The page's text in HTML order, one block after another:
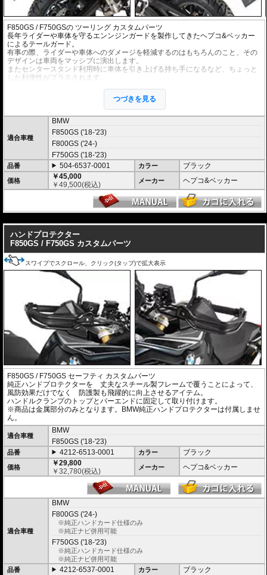
F850GS / F750GSの ツーリング カスタムパーツ
長年ライダーや車体を守るエンンジンガードを製作してきたヘプコ&ベッカー
によるテールガード。
有事の際、ライダーや車体へのダメージを軽減するのはもちろんのこと、その
デザインは車両をマッシブに演出します。
またセンタースタンド利用時に車体を引き上げる持ち手になるなど、ちょっと
した利便性がプラスされます。
つづきを見る
適合車種
BMW
F850GS ('18-'23)
F800GS ('24-)
F750GS ('18-'23)
品番 504-6537-0001 カラー ブラック
価格
￥45,000
￥49,500(税込) メーカー ヘプコ&ベッカー
ハンドプロテクター
F850GS / F750GS カスタムパーツ
スワイプでスクロール、クリック(タップ)で拡大表示
F850GS / F750GS セーフティ カスタムパーツ
純正ハンドプロテクターを 丈夫なスチール製フレームで覆うことによって、
風防効果だけでなく 防護製も飛躍的に向上させるアイテム。
ハンドルクランプのトップとバーエンドに固定して取り付けます。
※商品は金属部分のみとなります。BMW純正ハンドプロテクターは付属しませ
ん。
適合車種
BMW
F850GS ('18-'23)
品番 4212-6513-0001 カラー ブラック
価格
￥29,800
￥32,780(税込) メーカー ヘプコ&ベッカー
適合車種
BMW
F800GS ('24-)
※純正ハンドカード仕様のみ
※純正ナビ併用可能
F750GS ('18-'23)
※純正ハンドカード仕様のみ
※純正ナビ併用可能
品番
4212-6537-0001 カラー ブラック